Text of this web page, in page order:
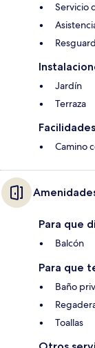
Servicio
Jardín
Terraza
Camino
Para que
Balcón
Para que
Baño
Toallas